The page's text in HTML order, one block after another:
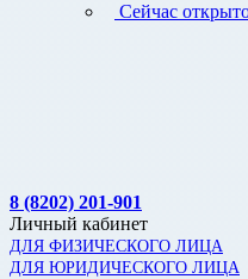
Сейчас
8 (8202) 201-901
Личный кабинет
ДЛЯ ФИЗИЧЕСКОГО ЛИЦА
ДЛЯ ЮРИДИЧЕСКОГО ЛИЦА